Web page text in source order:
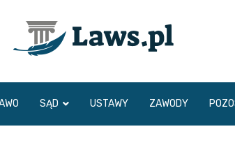
www.laws.pl
SĄD USTAWY ZAWODY